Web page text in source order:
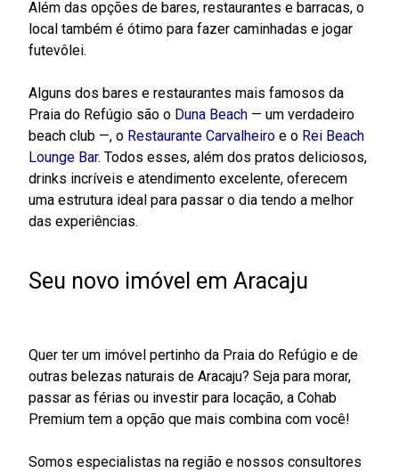
Além das opções de bares, restaurantes e barracas, o
local também é ótimo para fazer caminhadas e jogar
futevôlei.
Alguns dos bares e restaurantes mais famosos da
Praia do Refúgio são o Duna Beach — um verdadeiro
beach club —, o Restaurante Carvalheiro e o Rei Beach
Lounge Bar. Todos esses, além dos pratos deliciosos,
drinks incríveis e atendimento excelente, oferecem
uma estrutura ideal para passar o dia tendo a melhor
das experiências.
Seu novo imóvel em Aracaju
Quer ter um imóvel pertinho da Praia do Refúgio e de
outras belezas naturais de Aracaju? Seja para morar,
passar as férias ou investir para locação, a Cohab
Premium tem a opção que mais combina com você!
Somos especialistas na região e nossos consultores